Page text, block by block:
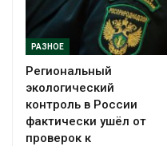
РАЗНОЕ
Региональный
экологический
контроль в России
фактически ушёл от
проверок к